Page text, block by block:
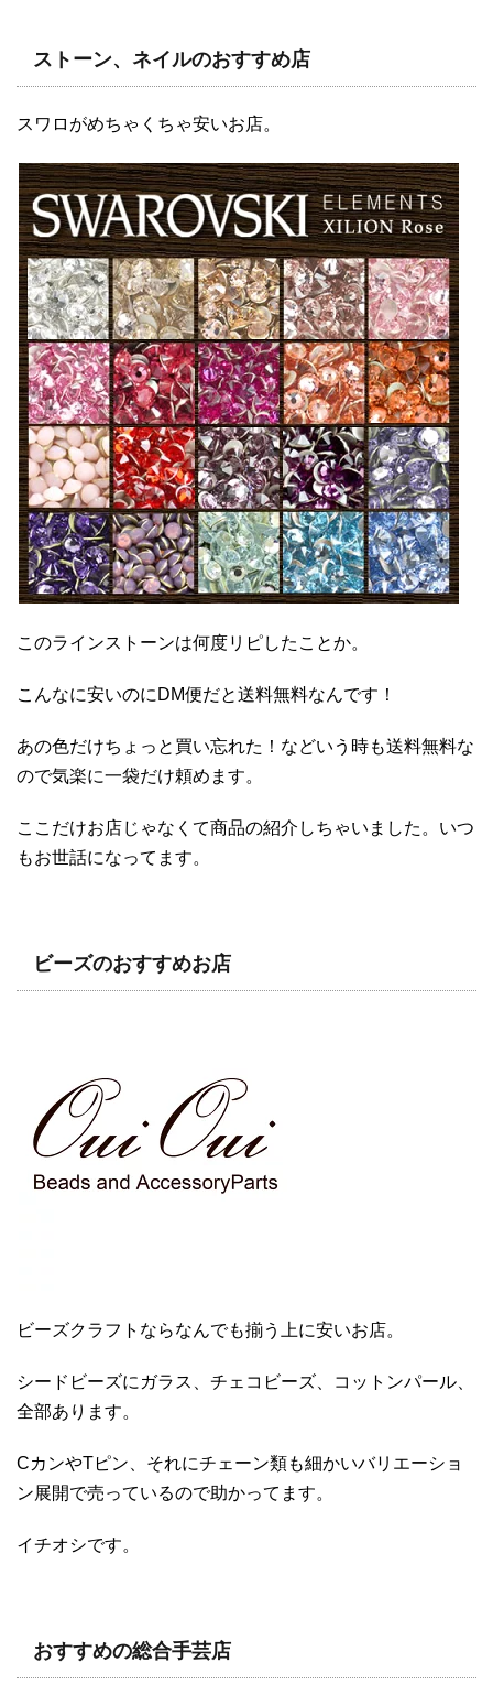
ストーン、ネイルのおすすめ店
スワロがめちゃくちゃ安いお店。
このラインストーンは何度リピしたことか。
こんなに安いのにDM便だと送料無料なんです！
あの色だけちょっと買い忘れた！などいう時も送料無料な
ので気楽に一袋だけ頼めます。
ここだけお店じゃなくて商品の紹介しちゃいました。いつ
もお世話になってます。
ビーズのおすすめお店
ビーズクラフトならなんでも揃う上に安いお店。
シードビーズにガラス、チェコビーズ、コットンパール、
全部あります。
CカンやTピン、それにチェーン類も細かいバリエーショ
ン展開で売っているので助かってます。
イチオシです。
おすすめの総合手芸店